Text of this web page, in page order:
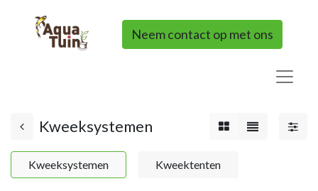
Neem contact op met ons
Kweeksystemen
Kweeksystemen Kweektenten